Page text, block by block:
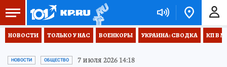
НОВОСТИ ТОЛЬКО У НАС ВОЕНКОРЫ УКРАИНА: СВОДКА КП В
НОВОСТИ ОБЩЕСТВО 7 июля 2026 14:18